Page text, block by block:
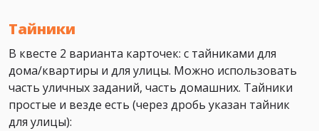
Тайники
В квесте 2 варианта карточек: с тайниками для
дома/квартиры и для улицы. Можно использовать
часть уличных заданий, часть домашних. Тайники
простые и везде есть (через дробь указан тайник
для улицы):